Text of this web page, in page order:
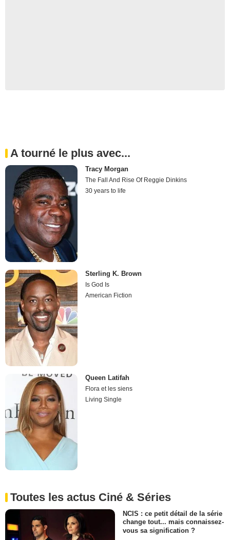
A tourné le plus avec...
Tracy Morgan
The Fall And Rise Of Reggie Dinkins
30 years to life
Sterling K. Brown
Is God Is
American Fiction
Queen Latifah
Flora et les siens
Living Single
Toutes les actus Ciné & Séries
NCIS : ce petit détail de la série
change tout... mais connaissez-
vous sa signification ?